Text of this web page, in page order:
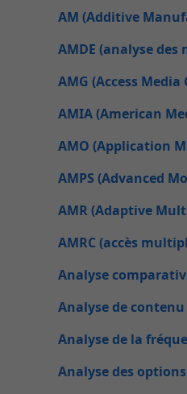
AM (Additive
AMDE (analyse
AMG (Access Media
AMIA (American
AMO (Application
AMPS (Advanced
AMR (Adaptive
AMRC (accès
Analyse
Analyse de contenu
Analyse de la
Analyse des options